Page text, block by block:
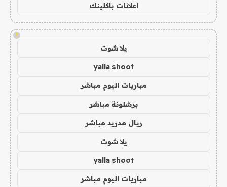
اعلانات باكلينك
!
يلا شوت
yalla shoot
مباريات اليوم مباشر
برشلونة مباشر
ريال مدريد مباشر
يلا شوت
yalla shoot
مباريات اليوم مباشر